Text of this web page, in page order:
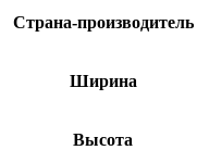
Страна-производитель
Ширина
Высота